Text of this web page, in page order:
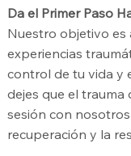
Da el Primer Paso
Nuestro objetivo es
experiencias
control de tu vida y
dejes que el trauma
sesión con
recuperación y la